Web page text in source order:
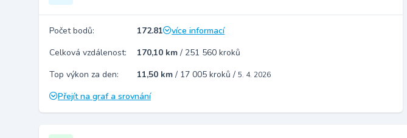
Počet bodů: 172.81
více informací
Celková vzdálenost:
170,10 km / 251 560 kroků
Top výkon za den:
11,50 km / 17 005 kroků / 5. 4. 2026
Přejít na graf a srovnání